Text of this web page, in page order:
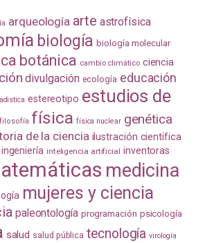
arqueología arte astrofísica
biología biología molecular
botánica cambio climático ciencia
divulgación ecología educación
estereotipo estudios de
filosofía física física nuclear genética
de la ciencia ilustración científica
ingeniería inteligencia artificial inventoras
medicina
mujeres y ciencia
paleontología programación psicología
salud salud pública tecnología virología